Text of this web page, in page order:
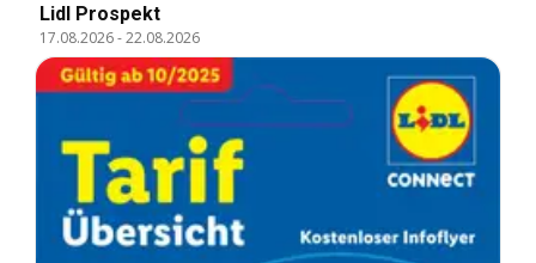
Lidl Prospekt
17.08.2026-22.08.2026